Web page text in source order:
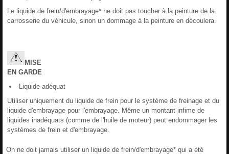
Le liquide de frein/d'embrayage* ne doit pas toucher à la peinture de la
carrosserie du véhicule, sinon un dommage à la peinture en découlera.
MISE
EN GARDE
Liquide adéquat
Utiliser uniquement du liquide de frein pour le système de freinage et du
liquide d'embrayage pour l'embrayage. Même un montant infime de
liquides inadéquats (comme de l'huile de moteur) peut endommager les
systèmes de frein et d'embrayage.
On ne doit jamais utiliser un liquide de frein/d'embrayage* qui a été